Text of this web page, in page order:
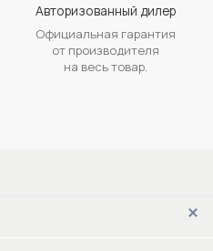
Авторизованный дилер
Официальная гарантия
от производителя
на весь товар.